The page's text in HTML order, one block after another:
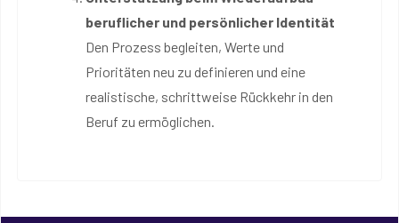
beruflicher und persönlicher Identität
Den Prozess begleiten, Werte und
Prioritäten neu zu definieren und eine
realistische, schrittweise Rückkehr in den
Beruf zu ermöglichen.